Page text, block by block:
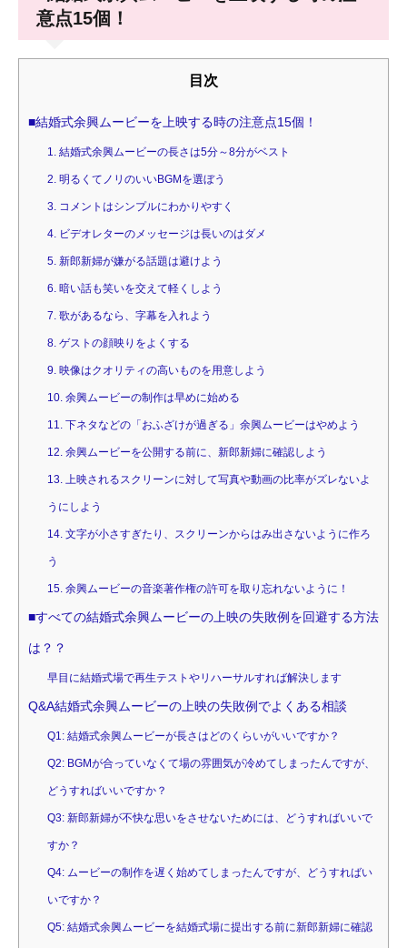
いました。
意点15個！
目次
■結婚式余興ムービーを上映する時の注意点15個！
1. 結婚式余興ムービーの長さは5分～8分がベスト
2. 明るくてノリのいいBGMを選ぼう
3. コメントはシンプルにわかりやすく
4. ビデオレターのメッセージは長いのはダメ
5. 新郎新婦が嫌がる話題は避けよう
6. 暗い話も笑いを交えて軽くしよう
7. 歌があるなら、字幕を入れよう
8. ゲストの顔映りをよくする
9. 映像はクオリティの高いものを用意しよう
10. 余興ムービーの制作は早めに始める
11. 下ネタなどの「おふざけが過ぎる」余興ムービーはやめよう
12. 余興ムービーを公開する前に、新郎新婦に確認しよう
13. 上映されるスクリーンに対して写真や動画の比率がズレないよ
うにしよう
14. 文字が小さすぎたり、スクリーンからはみ出さないように作ろ
う
15. 余興ムービーの音楽著作権の許可を取り忘れないように！
■すべての結婚式余興ムービーの上映の失敗例を回避する方法
は？？
早目に結婚式場で再生テストやリハーサルすれば解決します
Q&A結婚式余興ムービーの上映の失敗例でよくある相談
Q1: 結婚式余興ムービーが長さはどのくらいがいいですか？
Q2: BGMが合っていなくて場の雰囲気が冷めてしまったんですが、
どうすればいいですか？
Q3: 新郎新婦が不快な思いをさせないためには、どうすればいいで
すか？
Q4: ムービーの制作を遅く始めてしまったんですが、どうすればい
いですか？
Q5: 結婚式余興ムービーを結婚式場に提出する前に新郎新婦に確認